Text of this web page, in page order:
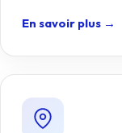
En savoir plus →